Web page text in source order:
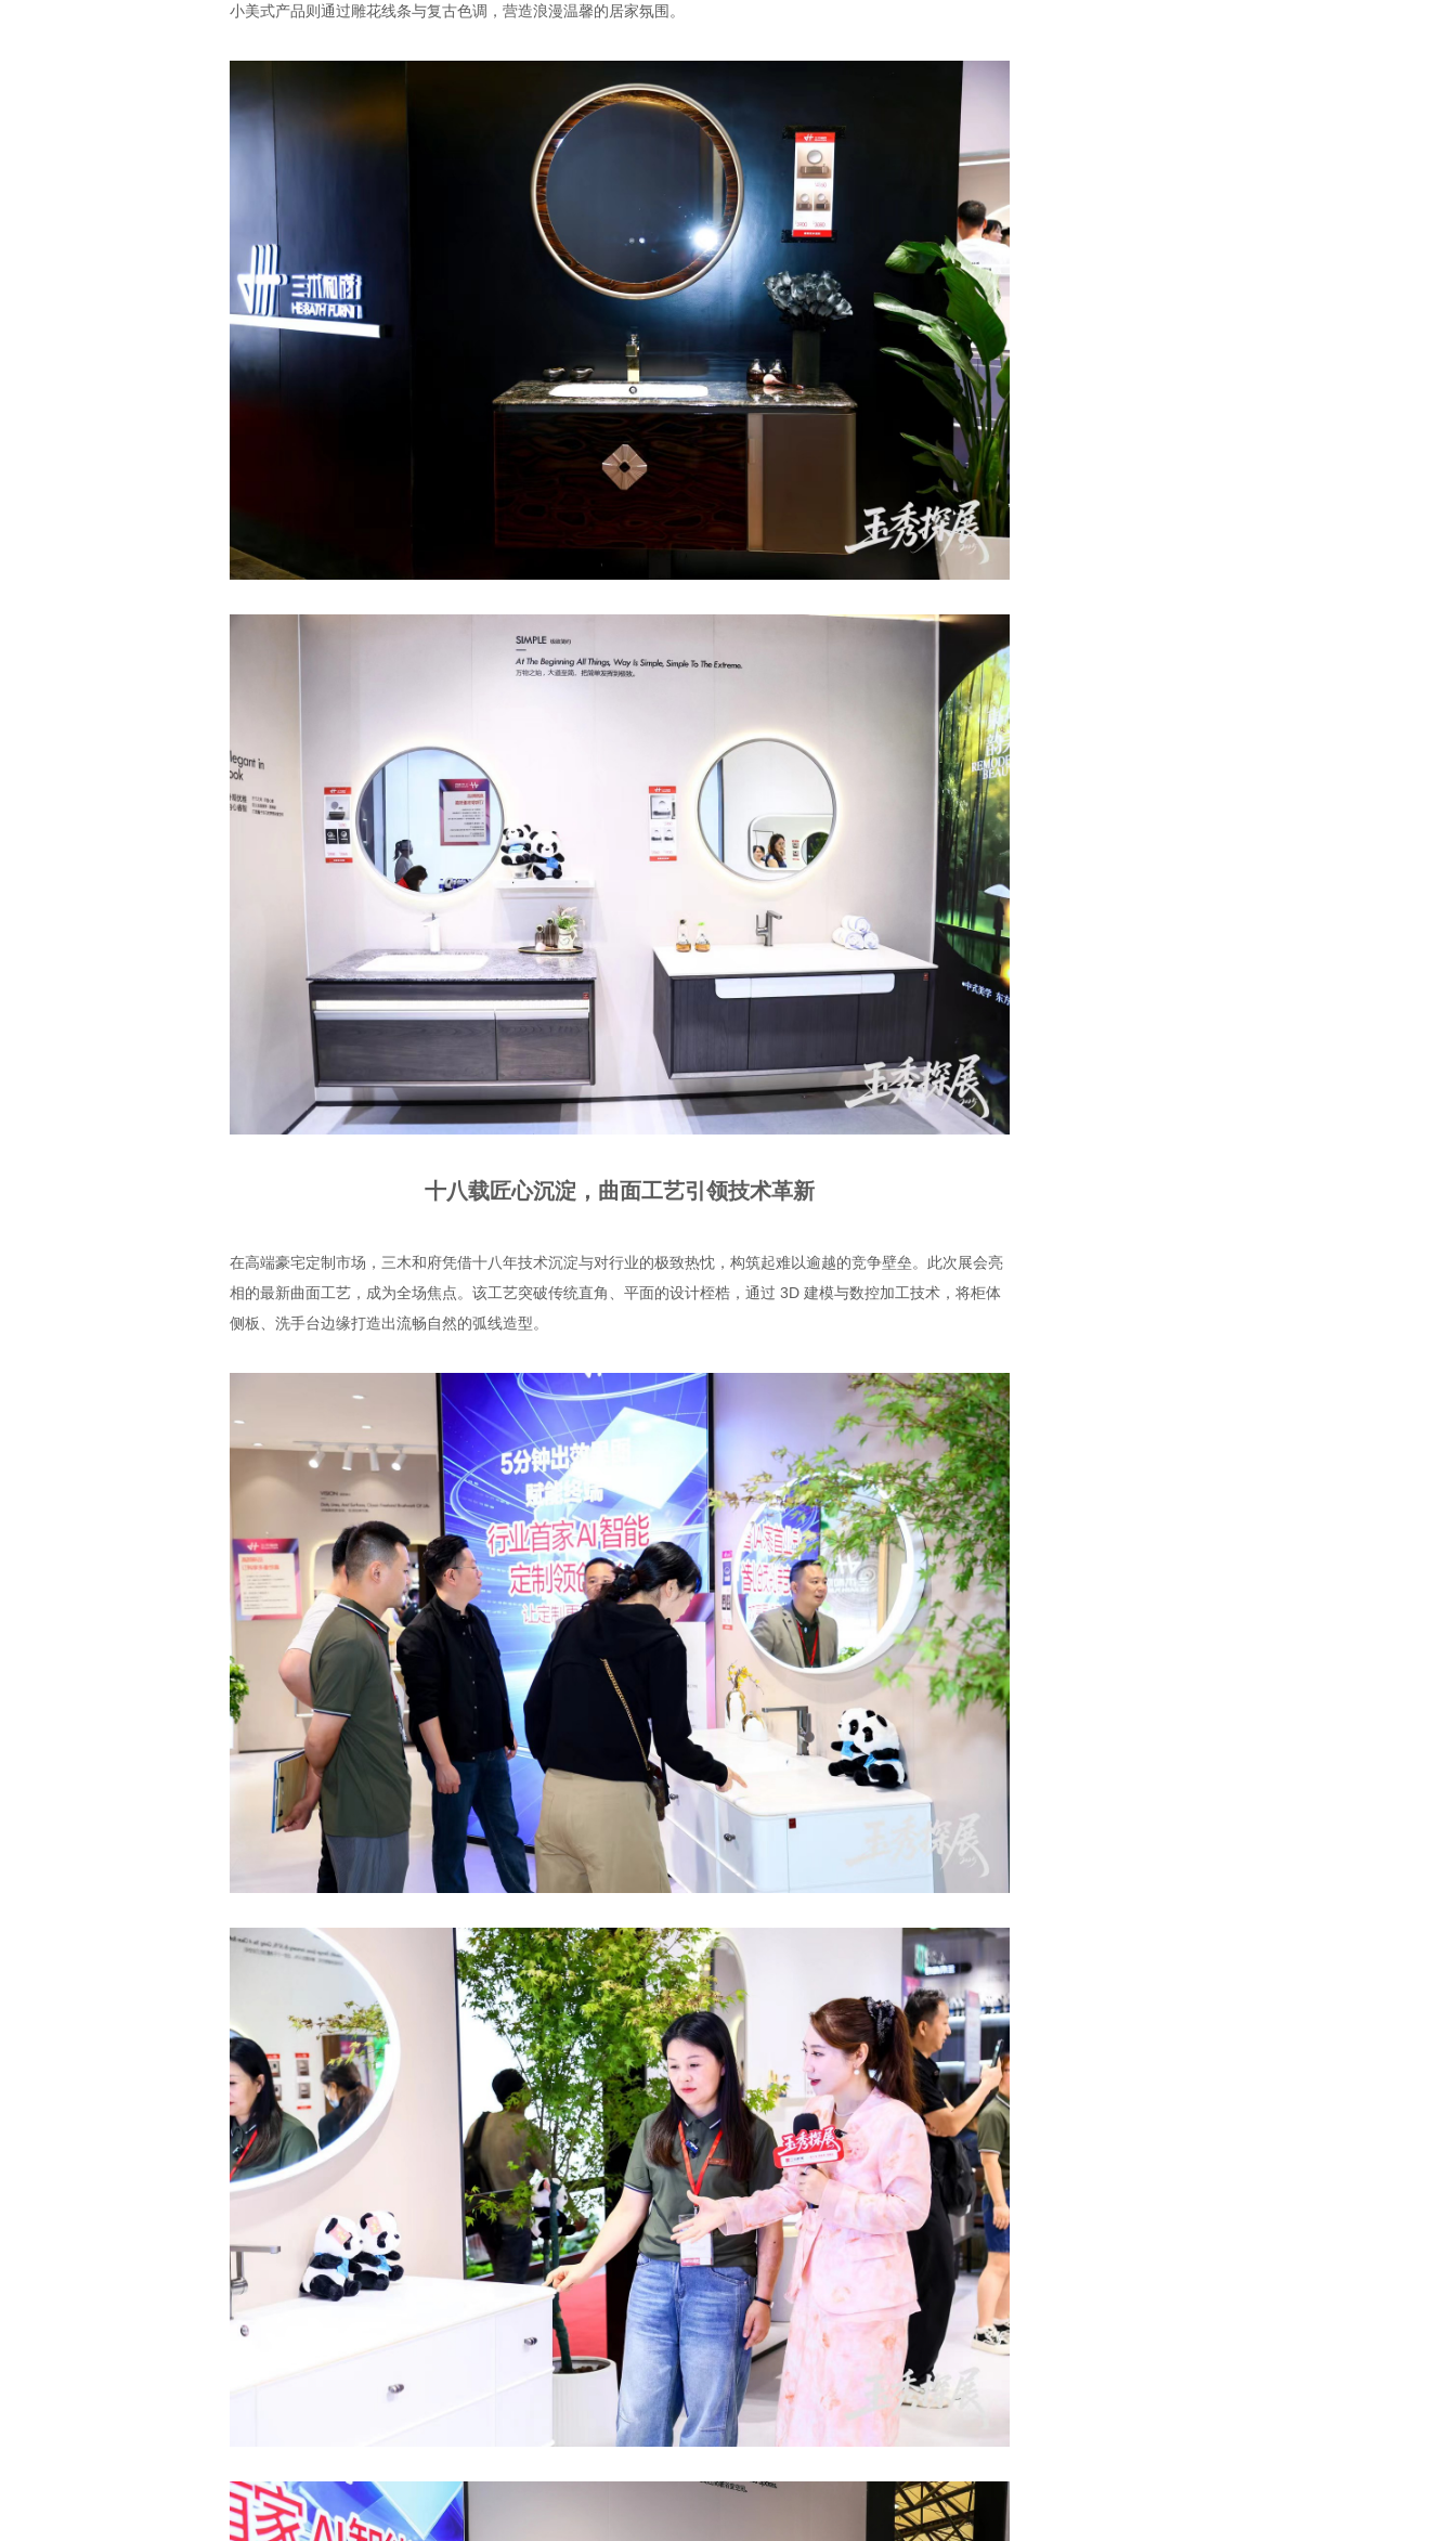
小美式产品则通过雕花线条与复古色调，营造浪漫温馨的居家氛围。​
十八载匠心沉淀，曲面工艺引领技术革新​
在高端豪宅定制市场，三木和府凭借十八年技术沉淀与对行业的极致热忱，构筑起难以逾越的竞争壁垒。此次展会亮
相的最新曲面工艺，成为全场焦点。该工艺突破传统直角、平面的设计桎梏，通过 3D 建模与数控加工技术，将柜体
侧板、洗手台边缘打造出流畅自然的弧线造型。​